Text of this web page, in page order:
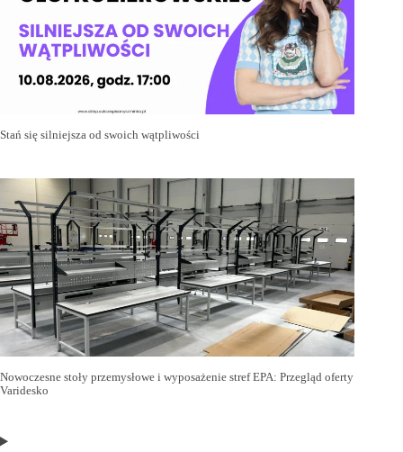
Stań się silniejsza od swoich wątpliwości
Nowoczesne stoły przemysłowe i wyposażenie stref EPA: Przegląd oferty
Varidesko